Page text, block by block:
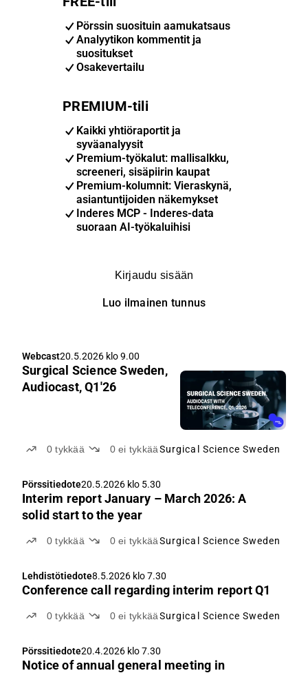
Pörssin suosituin aamukatsaus
Analyytikon kommentit ja
suositukset
Osakevertailu
PREMIUM-tili
Kaikki yhtiöraportit ja
syväanalyysit
Premium-työkalut: mallisalkku,
screeneri, sisäpiirin kaupat
Premium-kolumnit: Vieraskynä,
asiantuntijoiden näkemykset
Inderes MCP - Inderes-data
suoraan AI-työkaluihisi
Kirjaudu sisään
Luo ilmainen tunnus
Webcast20.5.2026 klo 9.00
Surgical Science Sweden,
Audiocast, Q1'26
0tykkää 0ei tykkääSurgical Science Sweden
Pörssitiedote20.5.2026 klo 5.30
Interim report January – March 2026: A
solid start to the year
0tykkää 0ei tykkääSurgical Science Sweden
Lehdistötiedote8.5.2026 klo 7.30
Conference call regarding interim report Q1
0tykkää 0ei tykkääSurgical Science Sweden
Pörssitiedote20.4.2026 klo 7.30
Notice of annual general meeting in